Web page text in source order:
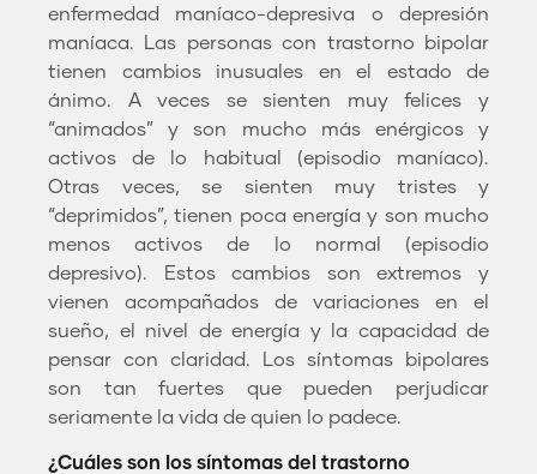
enfermedad maníaco-depresiva o depresión
maníaca. Las personas con trastorno bipolar
tienen cambios inusuales en el estado de
ánimo. A veces se sienten muy felices y
“animados” y son mucho más enérgicos y
activos de lo habitual (episodio maníaco).
Otras veces, se sienten muy tristes y
“deprimidos”, tienen poca energía y son mucho
menos activos de lo normal (episodio
depresivo). Estos cambios son extremos y
vienen acompañados de variaciones en el
sueño, el nivel de energía y la capacidad de
pensar con claridad. Los síntomas bipolares
son tan fuertes que pueden perjudicar
seriamente la vida de quien lo padece.
¿Cuáles son los síntomas del trastorno